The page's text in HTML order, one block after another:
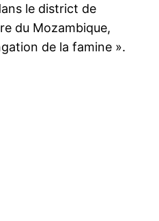
le district de
du Mozambique,
de la famine ».